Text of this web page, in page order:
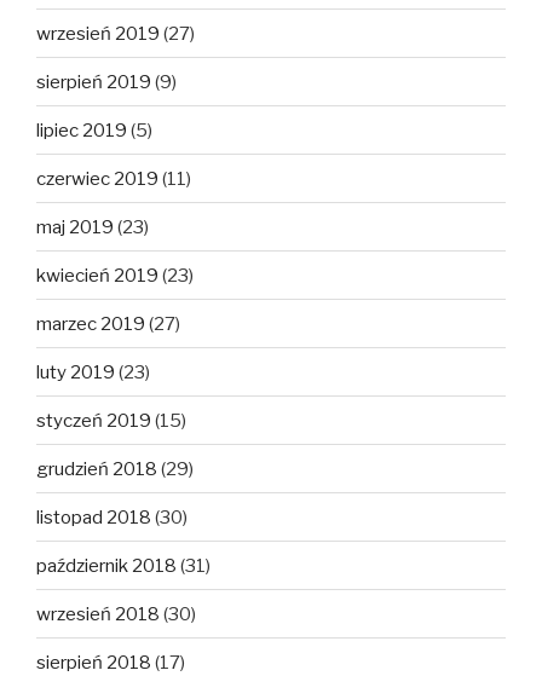
wrzesień 2019 (27)
sierpień 2019 (9)
lipiec 2019 (5)
czerwiec 2019 (11)
maj 2019 (23)
kwiecień 2019 (23)
marzec 2019 (27)
luty 2019 (23)
styczeń 2019 (15)
grudzień 2018 (29)
listopad 2018 (30)
październik 2018 (31)
wrzesień 2018 (30)
sierpień 2018 (17)